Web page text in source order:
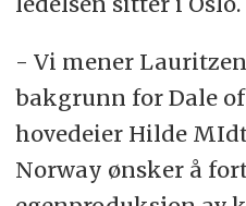
- Vi mener
bakgrunn for Dale
hovedeier Hilde
Norway ønsker å